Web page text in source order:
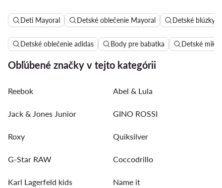
Deti Mayoral Detské oblečenie Mayoral Detské blúzky
Detské oblečenie adidas Body pre babatka Detské
Obľúbené značky v tejto kategórii
Reebok Abel & Lula
Jack & Jones Junior GINO ROSSI
Roxy Quiksilver
G-Star RAW Coccodrillo
Karl Lagerfeld kids Name it